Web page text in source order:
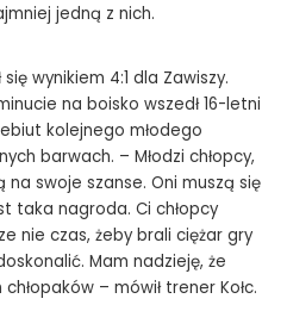
jedną z nich.
wynikiem 4:1 dla Zawiszy.
na boisko wszedł 16-letni
kolejnego młodego
barwach. – Młodzi chłopcy,
swoje szanse. Oni muszą się
taka nagroda. Ci chłopcy
nie czas, żeby brali ciężar gry
Mam nadzieję, że
– mówił trener Kołc.